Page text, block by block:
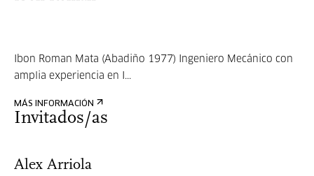
Ibon Roman Mata (Abadiño 1977) Ingeniero Mecánico con
amplia experiencia en I...
MÁS INFORMACIÓN
Invitados/as
Alex Arriola